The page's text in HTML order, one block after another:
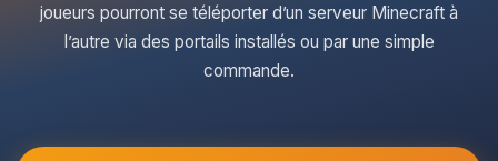
joueurs pourront se téléporter d’un serveur Minecraft à
l’autre via des portails installés ou par une simple
commande.